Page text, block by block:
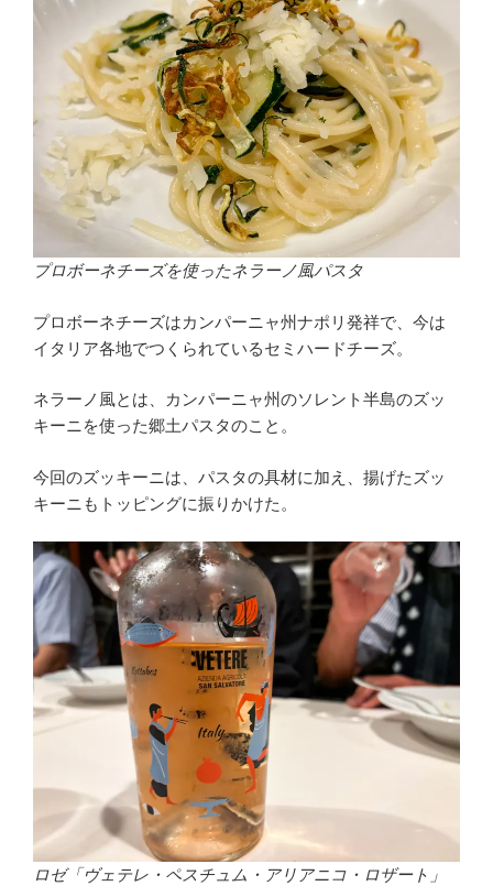
プロボーネチーズを使ったネラーノ風パスタ
プロボーネチーズはカンパーニャ州ナポリ発祥で、今は
イタリア各地でつくられているセミハードチーズ。
ネラーノ風とは、カンパーニャ州のソレント半島のズッ
キーニを使った郷土パスタのこと。
今回のズッキーニは、パスタの具材に加え、揚げたズッ
キーニもトッピングに振りかけた。
ロゼ「ヴェテレ・ペスチュム・アリアニコ・ロザート」